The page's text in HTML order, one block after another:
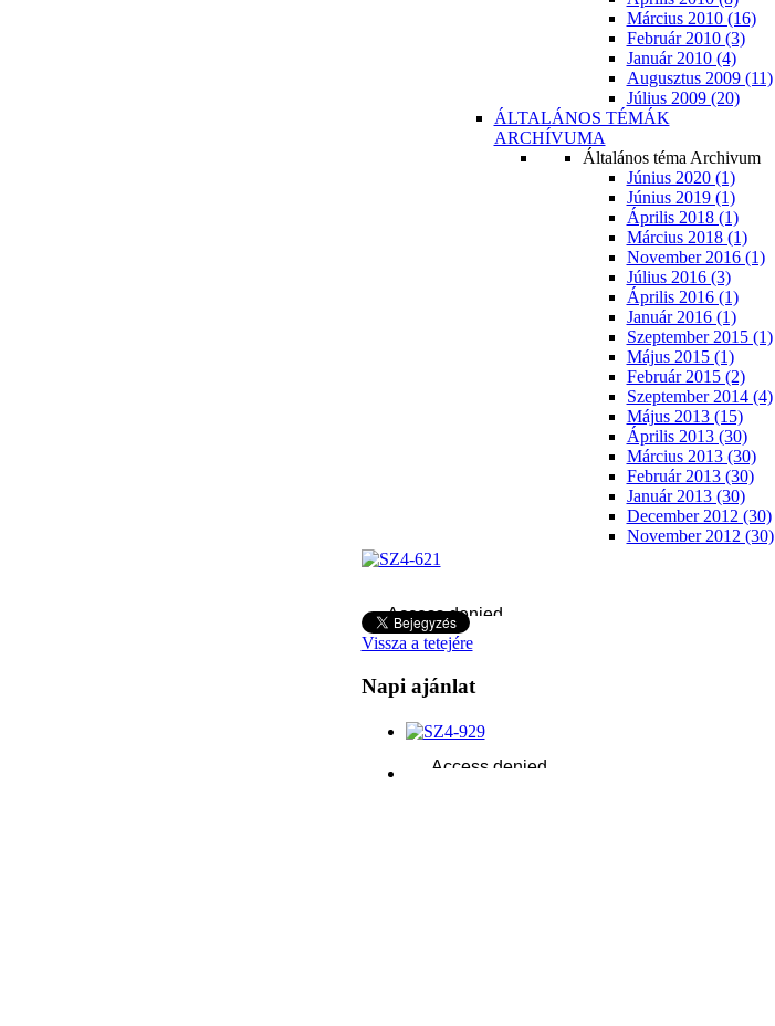
Március 2010 (16)
Február 2010 (3)
Január 2010 (4)
Augusztus 2009 (11)
Július 2009 (20)
ÁLTALÁNOS TÉMÁK
ARCHÍVUMA
Általános téma Archivum
Június 2020 (1)
Június 2019 (1)
Április 2018 (1)
Március 2018 (1)
November 2016 (1)
Július 2016 (3)
Április 2016 (1)
Január 2016 (1)
Szeptember 2015 (1)
Május 2015 (1)
Február 2015 (2)
Szeptember 2014 (4)
Május 2013 (15)
Április 2013 (30)
Március 2013 (30)
Február 2013 (30)
Január 2013 (30)
December 2012 (30)
November 2012 (30)
Vissza a tetejére
Napi ajánlat